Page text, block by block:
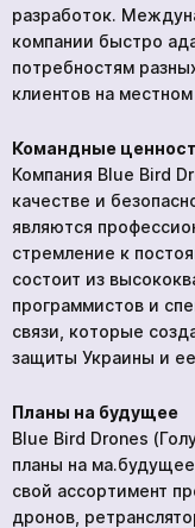
разработок.
компании быстро
потребностям
клиентов на
Командные
Компания Blue Bird
качестве и
являются
стремление к
состоит из
программистов и
связи, которые
защиты Украины и
Планы на будущее
Blue Bird Drones
планы на
свой ассортимент
дронов,